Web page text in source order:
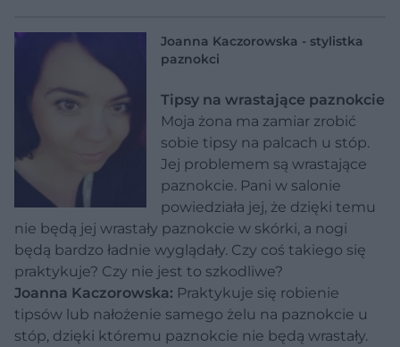
Joanna Kaczorowska - stylistka
paznokci
Tipsy na wrastające paznokcie
Moja żona ma zamiar zrobić
sobie tipsy na palcach u stóp.
Jej problemem są wrastające
paznokcie. Pani w salonie
powiedziała jej, że dzięki temu
nie będą jej wrastały paznokcie w skórki, a nogi
będą bardzo ładnie wyglądały. Czy coś takiego się
praktykuje? Czy nie jest to szkodliwe?
Joanna Kaczorowska: Praktykuje się robienie
tipsów lub nałożenie samego żelu na paznokcie u
stóp, dzięki któremu paznokcie nie będą wrastały.